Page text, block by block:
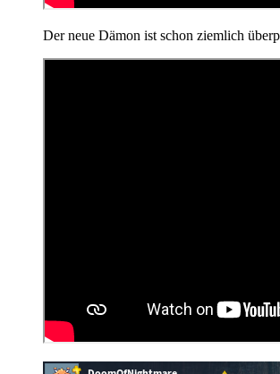
Der neue Dämon ist schon ziemlich